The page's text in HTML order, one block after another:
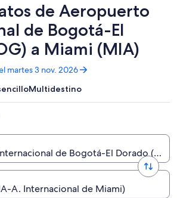
de Aeropuerto
de Bogotá-El
a Miami (MIA)
martes 3 nov. 2026
Multidestino
de Bogotá-El Dorado (BOG)
A. Internacional de Miami)